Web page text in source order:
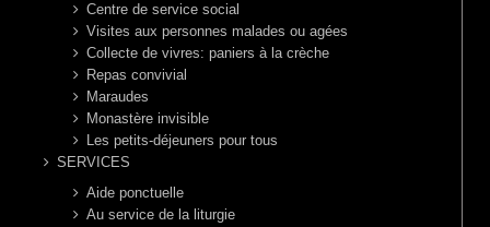
Centre de service social
Visites aux personnes malades ou agées
Collecte de vivres: paniers à la crèche
Repas convivial
Maraudes
Monastère invisible
Les petits-déjeuners pour tous
SERVICES
Aide ponctuelle
Au service de la liturgie